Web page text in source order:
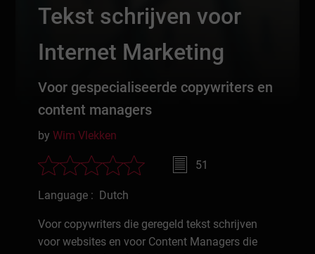
Tekst schrijven voor
Internet Marketing
Voor gespecialiseerde copywriters en
content managers
byWim Vlekken
51
Language : Dutch
Voor copywriters die geregeld tekst schrijven
voor websites en voor Content Managers die